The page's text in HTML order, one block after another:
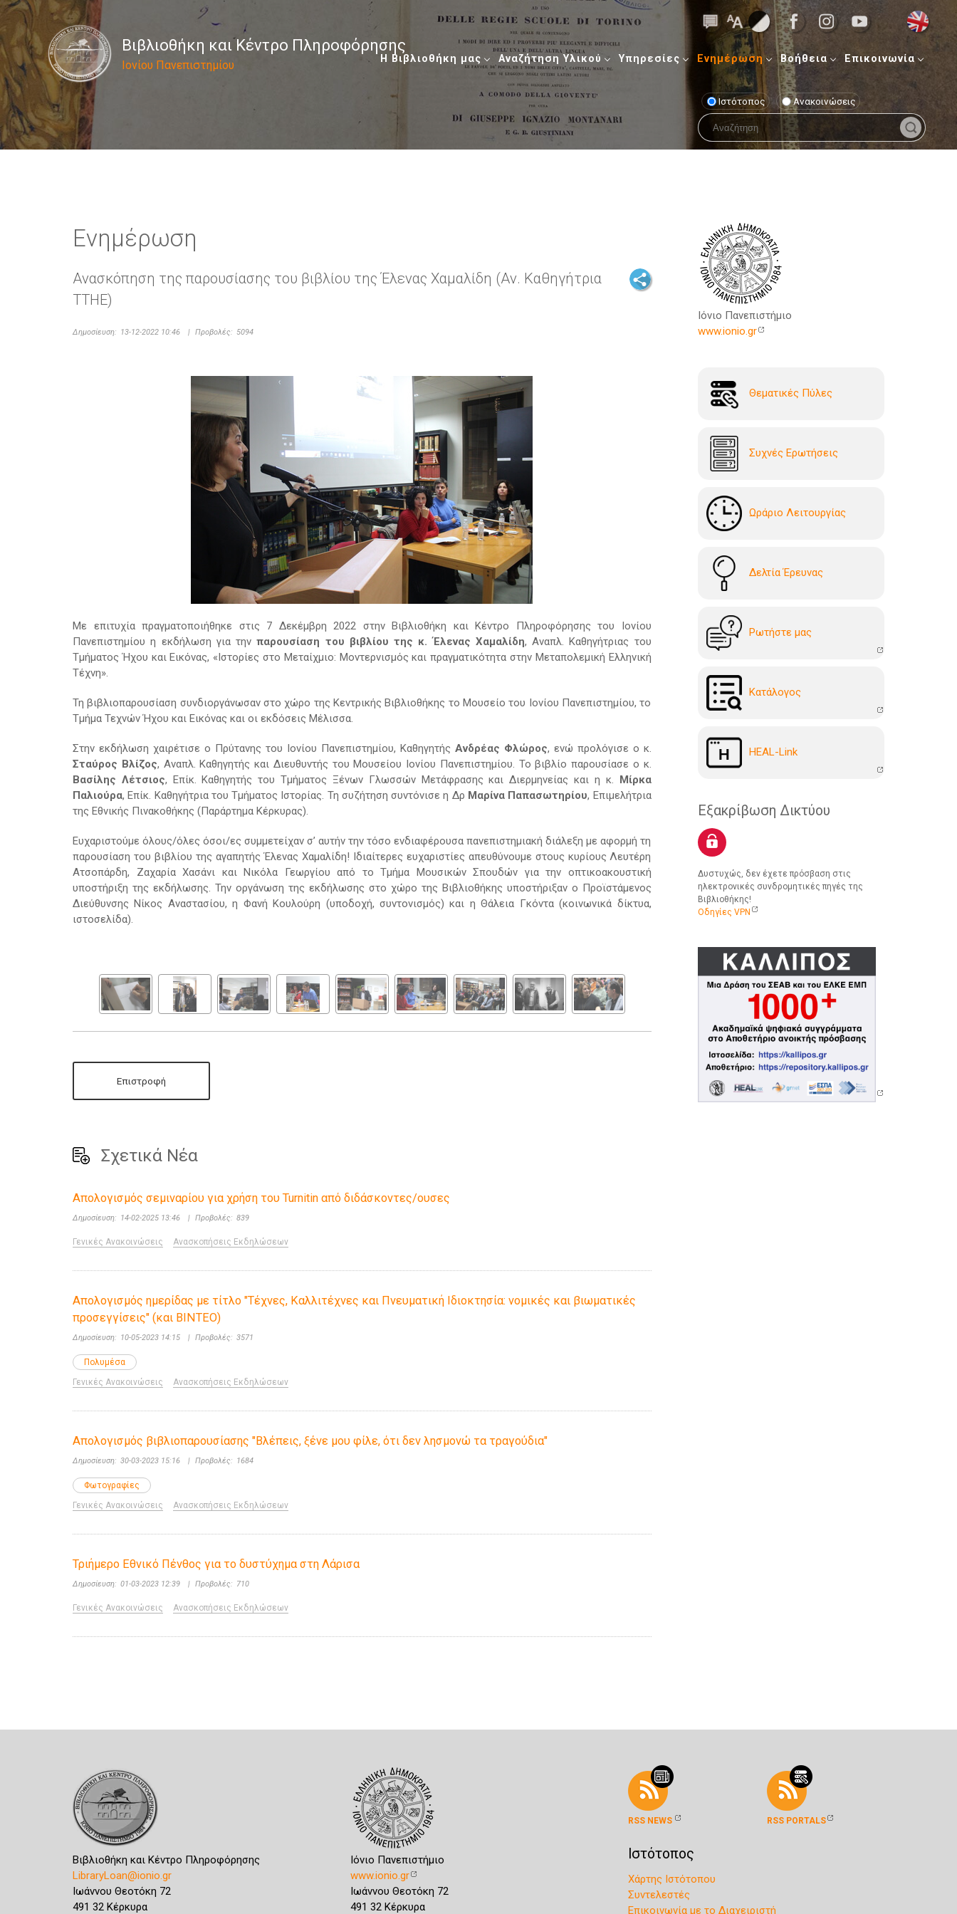
Βιβλιοθήκη και Κέντρο Πληροφόρησης
Ιονίου Πανεπιστημίου
Η Βιβλιοθήκη μας Αναζήτηση Υλικού Υπηρεσίες Ενημέρωση Βοήθεια Επικοινωνία
Ιστότοπος Ανακοινώσεις
Ενημέρωση
Ανασκόπηση της παρουσίασης του βιβλίου της Έλενας Χαμαλίδη (Αν. Καθηγήτρια
ΤΤΗΕ)
Δημοσίευση: 13-12-2022 10:46 | Προβολές: 5094
Με επιτυχία πραγματοποιήθηκε στις 7 Δεκέμβρη 2022 στην Βιβλιοθήκη και Κέντρο Πληροφόρησης του Ιονίου
Πανεπιστημίου η εκδήλωση για τηνπαρουσίαση του βιβλίου της κ. Έλενας Χαμαλίδη, Αναπλ. Καθηγήτριας του
Τμήματος Ήχου και Εικόνας, «Ιστορίες στο Μεταίχμιο: Μοντερνισμός και πραγματικότητα στην Μεταπολεμική Ελληνική
Τέχνη».
Τη βιβλιοπαρουσίαση συνδιοργάνωσαν στο χώρο της Κεντρικής Βιβλιοθήκης το Μουσείο του Ιονίου Πανεπιστημίου, το
Τμήμα Τεχνών Ήχου και Εικόνας και οι εκδόσεις Μέλισσα.
Στην εκδήλωση χαιρέτισε ο Πρύτανης του Ιονίου Πανεπιστημίου, Καθηγητής Ανδρέας Φλώρος, ενώ προλόγισε ο κ.
Σταύρος Βλίζος, Αναπλ. Καθηγητής και Διευθυντής του Μουσείου Ιονίου Πανεπιστημίου. Το βιβλίο παρουσίασε ο κ.
Βασίλης Λέτσιος, Επίκ. Καθηγητής του Τμήματος Ξένων Γλωσσών Μετάφρασης και Διερμηνείας και η κ. Μίρκα
Παλιούρα, Επίκ. Καθηγήτρια του Τμήματος Ιστορίας. Τη συζήτηση συντόνισε η Δρ Μαρίνα Παπασωτηρίου, Επιμελήτρια
της Εθνικής Πινακοθήκης (Παράρτημα Κέρκυρας).
Ευχαριστούμε όλους/όλες όσοι/ες συμμετείχαν σ’ αυτήν την τόσο ενδιαφέρουσα πανεπιστημιακή διάλεξη με αφορμή τη
παρουσίαση του βιβλίου της αγαπητής Έλενας Χαμαλίδη! Ιδιαίτερες ευχαριστίες απευθύνουμε στους κυρίους Λευτέρη
Ατσοπάρδη, Ζαχαρία Χασάνι και Νικόλα Γεωργίου από το Τμήμα Μουσικών Σπουδών για την οπτικοακουστική
υποστήριξη της εκδήλωσης. Την οργάνωση της εκδήλωσης στο χώρο της Βιβλιοθήκης υποστήριξαν ο Προϊστάμενος
Διεύθυνσης Νίκος Αναστασίου, η Φανή Κουλούρη (υποδοχή, συντονισμός) και η Θάλεια Γκόντα (κοινωνικά δίκτυα,
ιστοσελίδα).
Επιστροφή
Σχετικά Νέα
Απολογισμός σεμιναρίου για χρήση του Turnitin από διδάσκοντες/ουσες
Δημοσίευση: 14-02-2025 13:46 | Προβολές: 839
Γενικές Ανακοινώσεις Ανασκοπήσεις Εκδηλώσεων
Απολογισμός ημερίδας με τίτλο "Τέχνες, Καλλιτέχνες και Πνευματική Ιδιοκτησία: νομικές και βιωματικές
προσεγγίσεις" (και ΒΙΝΤΕΟ)
Δημοσίευση: 10-05-2023 14:15 | Προβολές: 3571
Πολυμέσα
Γενικές Ανακοινώσεις
Ανασκοπήσεις Εκδηλώσεων
Απολογισμός βιβλιοπαρουσίασης "Βλέπεις, ξένε μου φίλε, ότι δεν λησμονώ τα τραγούδια"
Δημοσίευση: 30-03-2023 15:16 | Προβολές: 1684
Φωτογραφίες
Γενικές Ανακοινώσεις
Ανασκοπήσεις Εκδηλώσεων
Τριήμερο Εθνικό Πένθος για το δυστύχημα στη Λάρισα
Δημοσίευση: 01-03-2023 12:39 | Προβολές: 710
Γενικές Ανακοινώσεις Ανασκοπήσεις Εκδηλώσεων
Ιόνιο Πανεπιστήμιο
www.ionio.gr
Θεματικές Πύλες
Συχνές Ερωτήσεις
Ωράριο Λειτουργίας
Δελτία Έρευνας
Ρωτήστε μας
Kατάλογoς
HEAL-Link
Εξακρίβωση Δικτύου
Δυστυχώς, δεν έχετε πρόσβαση στις
ηλεκτρονικές συνδρομητικές πηγές της
Βιβλιοθήκης!
Οδηγίες VPN
Βιβλιοθήκη και Κέντρο Πληροφόρησης
LibraryLoan@ionio.gr
Ιωάννου Θεοτόκη 72
491 32 Κέρκυρα
Ιόνιο Πανεπιστήμιο
www.ionio.gr
Ιωάννου Θεοτόκη 72
491 32 Κέρκυρα
RSS NEWS RSS PORTALS
Ιστότοπος
Χάρτης Ιστότοπου
Συντελεστές
Επικοινωνία με το Διαχειριστή